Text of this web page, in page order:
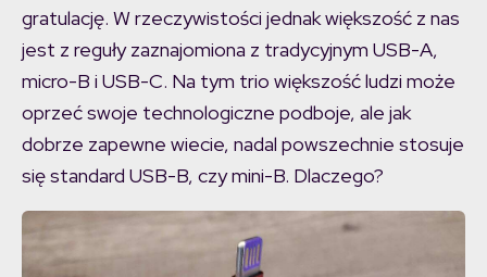
gratulację. W rzeczywistości jednak większość z nas
jest z reguły zaznajomiona z tradycyjnym USB-A,
micro-B i USB-C. Na tym trio większość ludzi może
oprzeć swoje technologiczne podboje, ale jak
dobrze zapewne wiecie, nadal powszechnie stosuje
się standard USB-B, czy mini-B. Dlaczego?